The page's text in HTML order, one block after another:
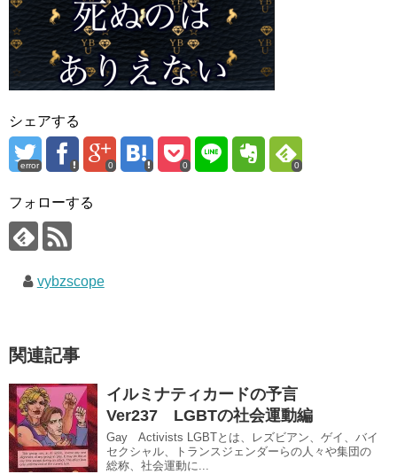
シェアする
error 0 0 0
フォローする
vybzscope
関連記事
イルミナティカードの予言
Ver237 LGBTの社会運動編
Gay Activists LGBTとは、レズビアン、ゲイ、バイ
セクシャル、トランスジェンダーらの人々や集団の
総称、社会運動に...